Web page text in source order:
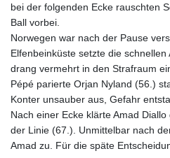
bei der folgenden Ecke rauschten
Ball vorbei.
Norwegen war nach der Pause
Elfenbeinküste setzte die
drang vermehrt in den Strafraum
Pépé parierte Orjan Nyland (56.)
Konter unsauber aus, Gefahr
Nach einer Ecke klärte Amad
der Linie (67.). Unmittelbar nach
Amad zu. Für die späte